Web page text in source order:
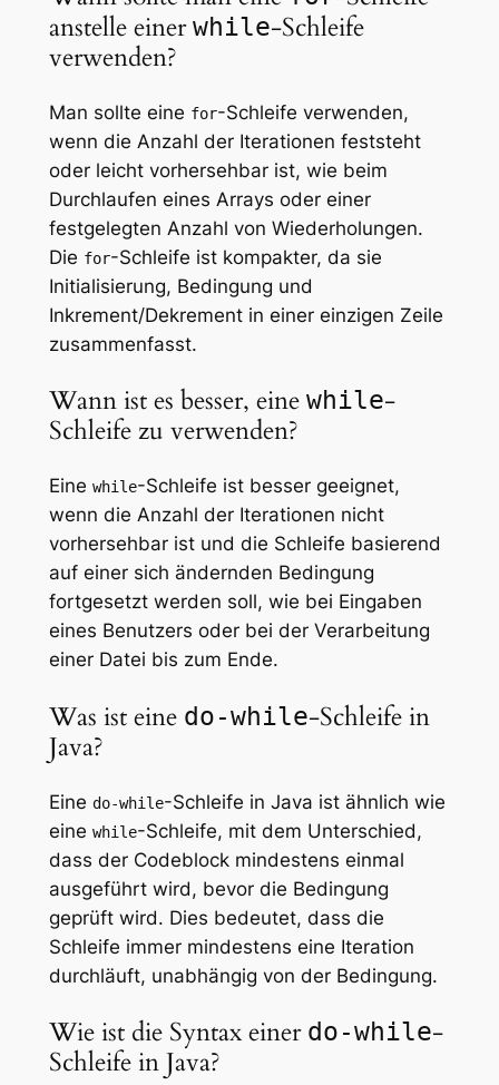
anstelle einerwhile-Schleife
verwenden?
Man sollte eine for-Schleife verwenden,
wenn die Anzahl der Iterationen feststeht
oder leicht vorhersehbar ist, wie beim
Durchlaufen eines Arrays oder einer
festgelegten Anzahl von Wiederholungen.
Die for-Schleife ist kompakter, da sie
Initialisierung, Bedingung und
Inkrement/Dekrement in einer einzigen Zeile
zusammenfasst.
Wann ist es besser, eine while-
Schleife zu verwenden?
Eine while-Schleife ist besser geeignet,
wenn die Anzahl der Iterationen nicht
vorhersehbar ist und die Schleife basierend
auf einer sich ändernden Bedingung
fortgesetzt werden soll, wie bei Eingaben
eines Benutzers oder bei der Verarbeitung
einer Datei bis zum Ende.
Was ist eine do-while-Schleife in
Java?
Eine do-while-Schleife in Java ist ähnlich wie
eine while-Schleife, mit dem Unterschied,
dass der Codeblock mindestens einmal
ausgeführt wird, bevor die Bedingung
geprüft wird. Dies bedeutet, dass die
Schleife immer mindestens eine Iteration
durchläuft, unabhängig von der Bedingung.
Wie ist die Syntax einer do-while-
Schleife in Java?